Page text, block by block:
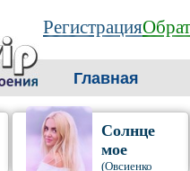
Регистрация
Главная
Солнце
мое
(Овсиенко